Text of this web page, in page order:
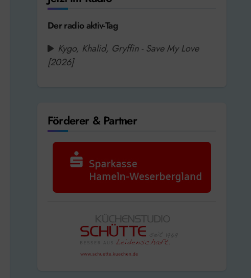
Der radio aktiv-Tag
Kygo, Khalid, Gryffin - Save My Love
[2026]
Förderer & Partner